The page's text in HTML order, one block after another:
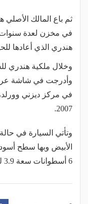
ثم باع المالك الأصلي
هندري الذي أعادها
وخلال ملكية هندري
وأدرجت في شاشة
في مركز ديزني
2007.
وتأتي السيارة في
الأبيض وبها سطح
6 أسطوانات سعة 3.9 لتر ومتصل بناقل حركة أوتوماتيكي.